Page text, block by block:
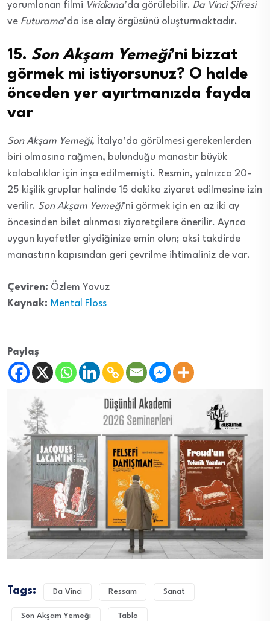
yorumlanan filmi Viridiana’da görülebilir. Da Vinci Şifresi
ve Futurama’da ise olay örgüsünü oluşturmaktadır.
15. Son Akşam Yemeği’ni bizzat
görmek mi istiyorsunuz? O halde
önceden yer ayırtmanızda fayda
var
Son Akşam Yemeği, İtalya’da görülmesi gerekenlerden
biri olmasına rağmen, bulunduğu manastır büyük
kalabalıklar için inşa edilmemişti. Resmin, yalnızca 20-
25 kişilik gruplar halinde 15 dakika ziyaret edilmesine izin
verilir. Son Akşam Yemeği’ni görmek için en az iki ay
öncesinden bilet alınması ziyaretçilere önerilir. Ayrıca
uygun kıyafetler giydiğinize emin olun; aksi takdirde
manastırın kapısından geri çevrilme ihtimaliniz de var.
Çeviren: Özlem Yavuz
Kaynak: Mental Floss
Paylaş
Tags: Da Vinci Ressam Sanat
Son Akşam Yemeği Tablo